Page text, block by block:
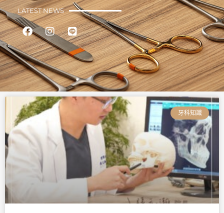
LATEST NEWS
FacebookInstagram
Line
牙科知識
頁 頁
面
頁
面
頁
面
頁
頁
面